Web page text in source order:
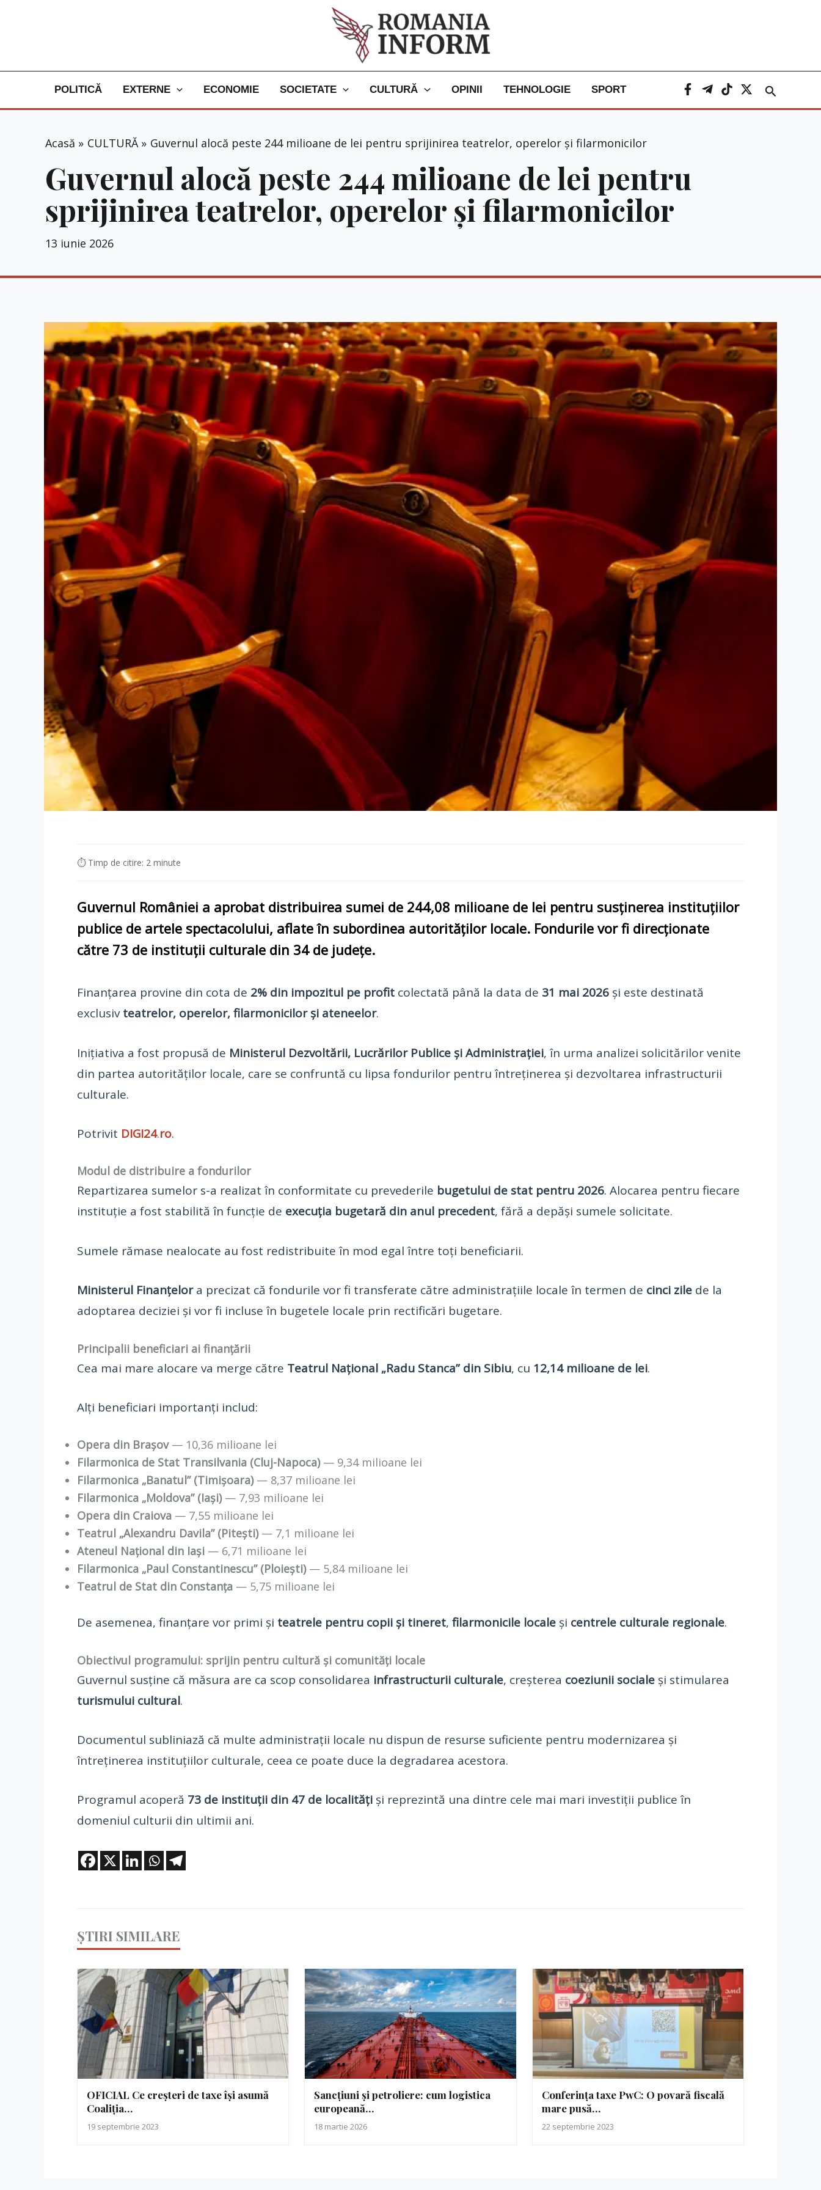
POLITICĂ EXTERNE ECONOMIE SOCIETATE CULTURĂ OPINII TEHNOLOGIE SPORT Caută
Acasă CULTURĂ Guvernul alocă peste 244 milioane de lei pentru sprijinirea teatrelor, operelor și filarmonicilor
Guvernul alocă peste 244 milioane de lei pentru
sprijinirea teatrelor, operelor și filarmonicilor
13 iunie 2026
⏱ Timp de citire: 2 minute
Guvernul României a aprobat distribuirea sumei de 244,08 milioane de lei pentru susținerea instituțiilor
publice de artele spectacolului, aflate în subordinea autorităților locale. Fondurile vor fi direcționate
către 73 de instituții culturale din 34 de județe.
Finanțarea provine din cota de 2% din impozitul pe profit colectată până la data de 31 mai 2026 și este destinată
exclusivteatrelor, operelor, filarmonicilor și ateneelor.
Inițiativa a fost propusă de Ministerul Dezvoltării, Lucrărilor Publice și Administrației, în urma analizei solicitărilor venite
din partea autorităților locale, care se confruntă cu lipsa fondurilor pentru întreținerea și dezvoltarea infrastructurii
culturale.
Potrivit DIGI24.ro.
Modul de distribuire a fondurilor
Repartizarea sumelor s-a realizat în conformitate cu prevederile bugetului de stat pentru 2026. Alocarea pentru fiecare
instituție a fost stabilită în funcție de execuția bugetară din anul precedent, fără a depăși sumele solicitate.
Sumele rămase nealocate au fost redistribuite în mod egal între toți beneficiarii.
Ministerul Finanțelora precizat că fondurile vor fi transferate către administrațiile locale în termen de cinci zile de la
adoptarea deciziei și vor fi incluse în bugetele locale prin rectificări bugetare.
Principalii beneficiari ai finanțării
Cea mai mare alocare va merge către Teatrul Național „Radu Stanca” din Sibiu, cu 12,14 milioane de lei.
Alți beneficiari importanți includ:
Opera din Brașov— 10,36 milioane lei
Filarmonica de Stat Transilvania (Cluj-Napoca)— 9,34 milioane lei
Filarmonica „Banatul” (Timișoara)— 8,37 milioane lei
Filarmonica „Moldova” (Iași)— 7,93 milioane lei
Opera din Craiova — 7,55 milioane lei
Teatrul „Alexandru Davila” (Pitești)— 7,1 milioane lei
Ateneul Național din Iași — 6,71 milioane lei
Filarmonica „Paul Constantinescu” (Ploiești)— 5,84 milioane lei
Teatrul de Stat din Constanța — 5,75 milioane lei
De asemenea, finanțare vor primi și teatrele pentru copii și tineret, filarmonicile locale și centrele culturale regionale.
Obiectivul programului: sprijin pentru cultură și comunități locale
Guvernul susține că măsura are ca scop consolidarea infrastructurii culturale, creșterea coeziunii sociale și stimularea
turismului cultural.
Documentul subliniază că multe administrații locale nu dispun de resurse suficiente pentru modernizarea și
întreținerea instituțiilor culturale, ceea ce poate duce la degradarea acestora.
Programul acoperă 73 de instituții din 47 de localități și reprezintă una dintre cele mai mari investiții publice în
domeniul culturii din ultimii ani.
ȘTIRI SIMILARE
OFICIAL Ce creșteri de taxe își asumă
Coaliția…
19 septembrie 2023
Sancțiuni și petroliere: cum logistica
europeană…
18 martie 2026
Conferința taxe PwC: O povară fiscală
mare pusă…
22 septembrie 2023